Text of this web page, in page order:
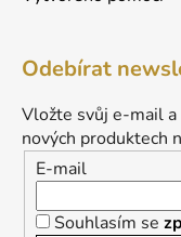
Odebírat
Vložte svůj e-mail
nových produktech
E-mail
Souhlasím se